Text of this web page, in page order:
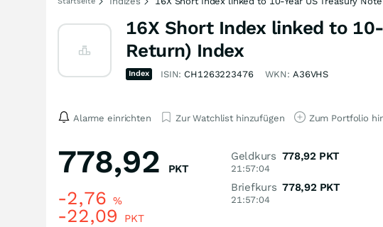
16X Short Index linked to
Return) Index
Index ISIN: CH1263223476 WKN: A36VHS
Alarme einrichten Zur Watchlist hinzufügen Zum Portfolio
778,92 PKT
-2,76 %
-22,09 PKT
Geldkurs
21:57:04
778,92 PKT
Briefkurs
21:57:04
778,92 PKT